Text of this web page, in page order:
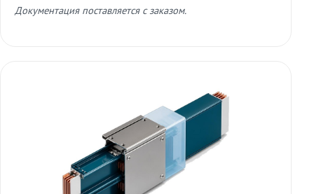
Документация поставляется с заказом.